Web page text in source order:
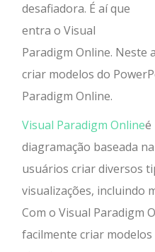
desafiadora. É aí que
entra o Visual
Paradigm Online. Neste
criar modelos do
Paradigm Online.
Visual Paradigm Onlineé
diagramação baseada
usuários criar diversos
visualizações, incluindo
Com o Visual Paradigm
facilmente criar